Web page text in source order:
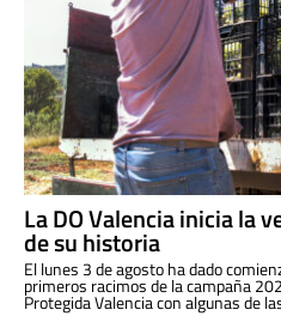
La DO Valencia inicia la
de su historia
El lunes 3 de agosto ha dado
primeros racimos de la campaña
Protegida Valencia con algunas de